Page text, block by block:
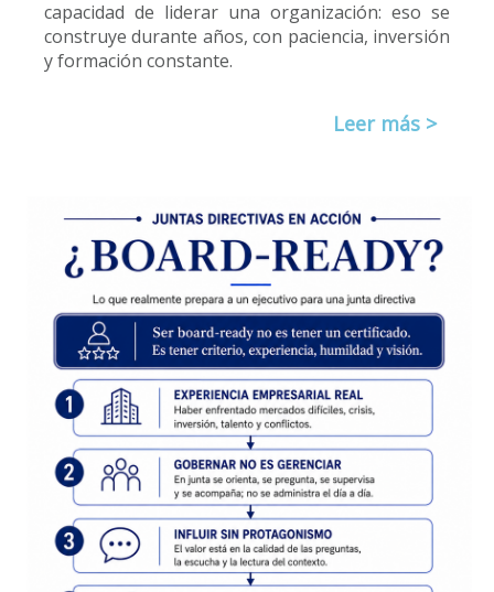
capacidad de liderar una organización: eso se
construye durante años, con paciencia, inversión
y formación constante.
Leer más >